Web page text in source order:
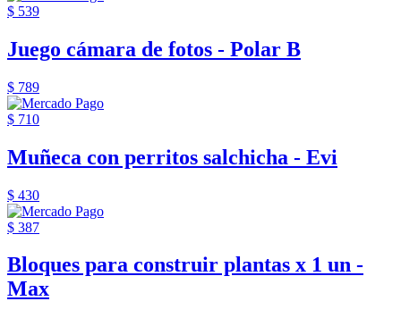
$ 539
Juego cámara de fotos - Polar B
$ 789
$ 710
Muñeca con perritos salchicha - Evi
$ 430
$ 387
Bloques para construir plantas x 1 un -
Max